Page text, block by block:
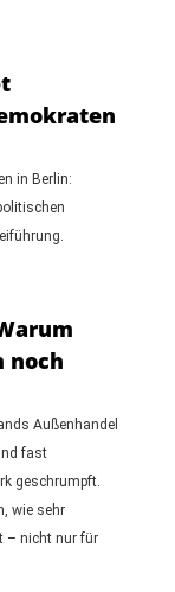
in Berlin:
noch
Außenhandel
fast
geschrumpft.
wie sehr
– nicht nur für